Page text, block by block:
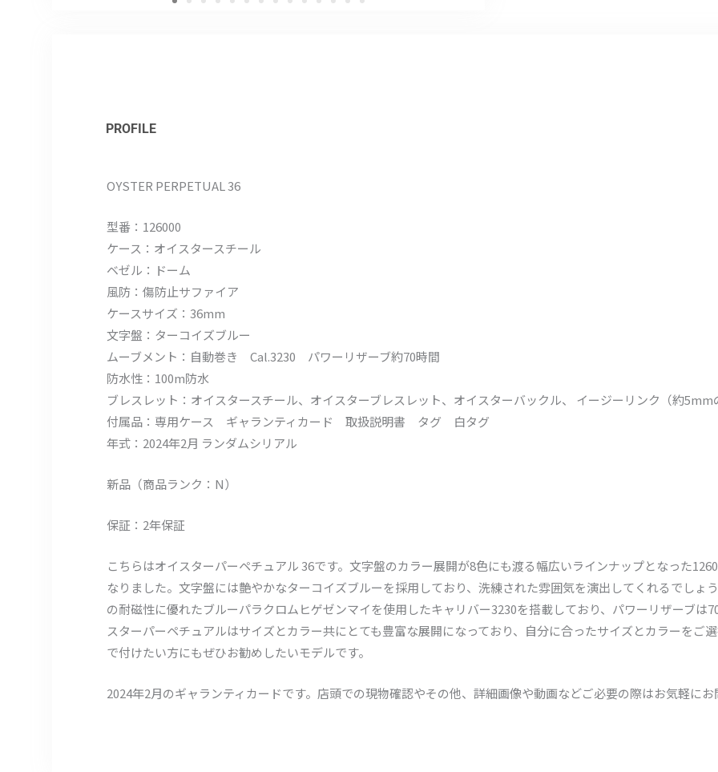
PROFILE
OYSTER PERPETUAL 36
型番：126000
ケース：オイスタースチール
ベゼル：ドーム
風防：傷防止サファイア
ケースサイズ：36mm
文字盤：ターコイズブルー
ムーブメント：自動巻き Cal.3230 パワーリザーブ約70時間
防水性：100m防水
ブレスレット：オイスタースチール、オイスターブレスレット、オイスターバックル、 イージーリンク（約5mm
付属品：専用ケース ギャランティカード 取扱説明書 タグ 白タグ
年式：2024年2月 ランダムシリアル
新品（商品ランク：N）
保証：2年保証
こちらはオイスターパーペチュアル 36です。文字盤のカラー展開が8色にも渡る幅広いラインナップとなった
なりました。文字盤には艶やかなターコイズブルーを採用しており、洗練された雰囲気を演出してくれるでしょ
の耐磁性に優れたブルーパラクロムヒゲゼンマイを使用したキャリバー3230を搭載しており、パワーリザーブは
スターパーペチュアルはサイズとカラー共にとても豊富な展開になっており、自分に合ったサイズとカラーをご
で付けたい方にもぜひお勧めしたいモデルです。
2024年2月のギャランティカードです。店頭での現物確認やその他、詳細画像や動画などご必要の際はお気軽にお